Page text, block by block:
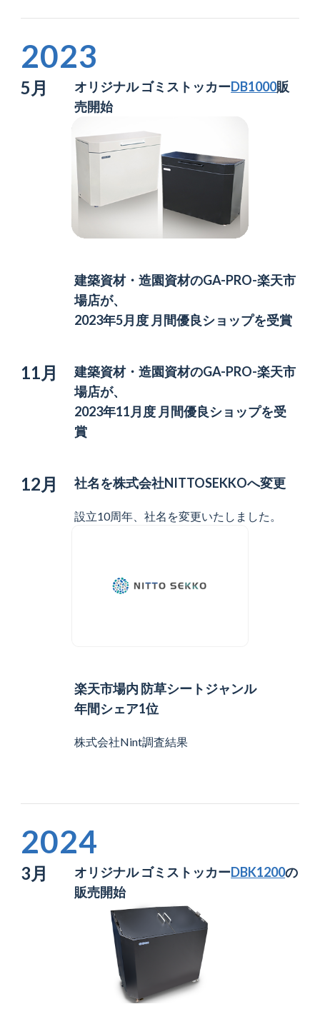
2023
5月 オリジナル ゴミストッカーDB1000販
売開始
建築資材・造園資材のGA-PRO-楽天市
場店が、
2023年5月度 月間優良ショップを受賞
11月 建築資材・造園資材のGA-PRO-楽天市
場店が、
2023年11月度 月間優良ショップを受
賞
12月 社名を株式会社NITTOSEKKOへ変更
設立10周年、社名を変更いたしました。
楽天市場内 防草シートジャンル
年間シェア1位
株式会社Nint調査結果
2024
3月 オリジナル ゴミストッカーDBK1200の
販売開始